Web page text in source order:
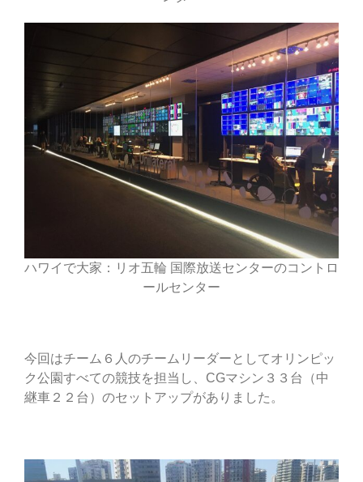
ハワイで大家：リオ五輪 国際放送センターのコントロ
ールセンター
今回はチーム６人のチームリーダーとしてオリンピッ
ク公園すべての競技を担当し、CGマシン３３台（中
継車２２台）のセットアップがありました。